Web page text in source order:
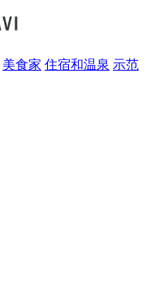
美食家 住宿和温泉 示范